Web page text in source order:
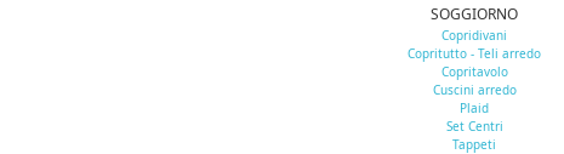
SOGGIORNO
Copridivani
Copritutto - Teli arredo
Copritavolo
Cuscini arredo
Plaid
Set Centri
Tappeti